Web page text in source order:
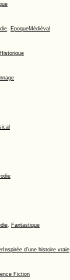
, EpoqueMédiéval
Historique
, Fantastique
Inspirée d'une histoire vraie
Fiction